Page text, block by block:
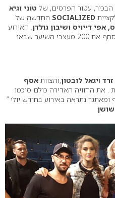
הבכיר, עטור הפרסים, של טוני וגיא
SOCIALIZED החדשה של
אפי דייויס ושיבון גולדן . האירוע
התקיים בתיאטרון הלאומי “הבימה” וסחף את 200 מעצבי השיער שבאו
ויגאל לובטון,והצוות אסף
. את החוויה האדירה כולם סיכמו
נתראה באירוע בחודש יולי ”
שושן